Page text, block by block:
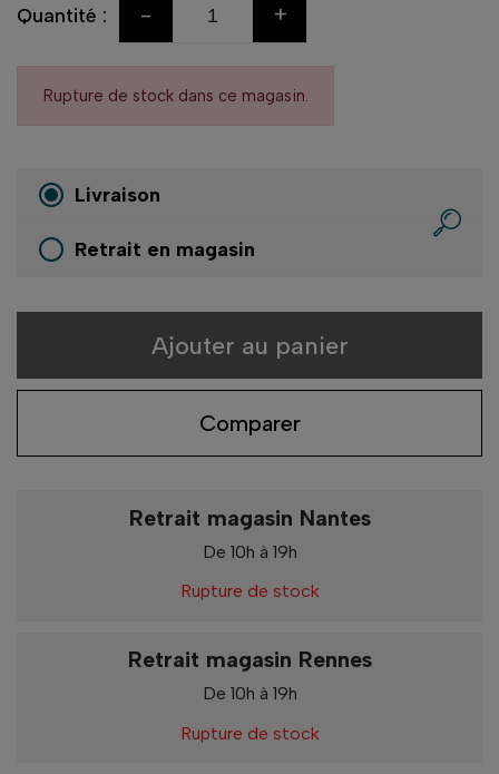
Quantité : - +
Rupture de stock dans ce magasin.
Livraison
Retrait en magasin
Ajouter au panier
Comparer
Retrait magasin Nantes
De 10h à 19h
Rupture de stock
Retrait magasin Rennes
De 10h à 19h
Rupture de stock